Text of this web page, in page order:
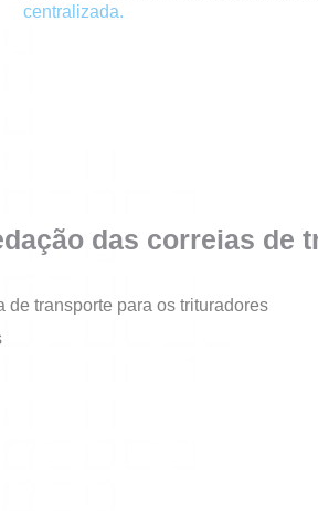
centralizada.
das correias de
transporte para os trituradores